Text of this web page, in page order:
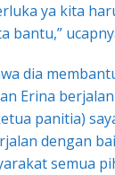
ya kita
bantu,”
dia
Erina
panitia)
dengan
semua